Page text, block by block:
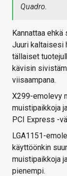
Quadro.
Kannattaa ehkä
Juuri kaltaisesi
tällaiset
kävisin
viisaampana.
X299-emolevy
muistipaikkoja
PCI Express -
LGA1151-
käyttöönkin
muistipaikkoja
pienempi.